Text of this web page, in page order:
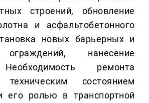
строений, обновление
и асфальтобетонного
новых барьерных и
нанесение
ремонта
техническим состоянием
его ролью в транспортной